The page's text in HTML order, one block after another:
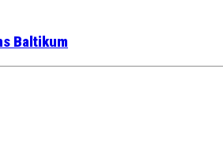
Baltikum